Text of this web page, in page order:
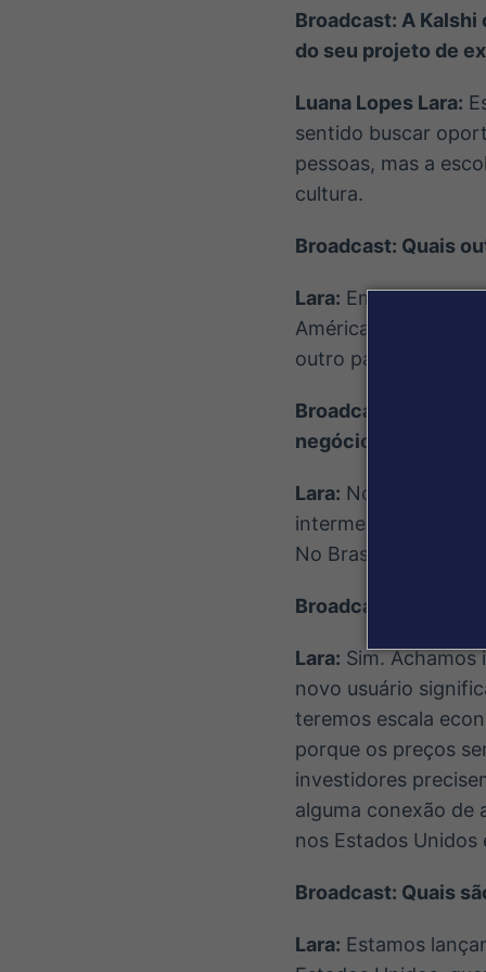
Broadcast: A Kalshi
do seu projeto de
Luana Lopes Lara:
sentido buscar
pessoas, mas a
cultura.
Broadcast: Quais
Lara: Em paralelo,
América Latina, o
outro país. Estamos
Broadcast: O
negócios para os
Lara: Nos Estados
intermediários. No
No Brasil, estamos
Broadcast: O foco
Lara: Sim.
novo usuário
teremos escala
porque os preços
investidores
alguma conexão de
nos Estados Unidos
Broadcast: Quais
Lara: Estamos